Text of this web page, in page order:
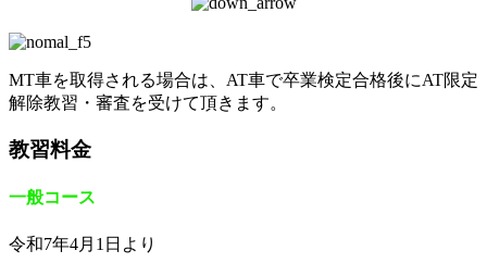
MT車を取得される場合は、AT車で卒業検定合格後にAT限定
解除教習・審査を受けて頂きます。
教習料金
一般コース
令和7年4月1日より